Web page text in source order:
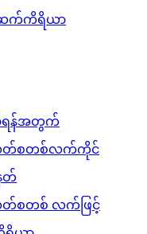
ဆက်ကိရိယာ
ပလတ်စတစ် လက်ဖြင့်